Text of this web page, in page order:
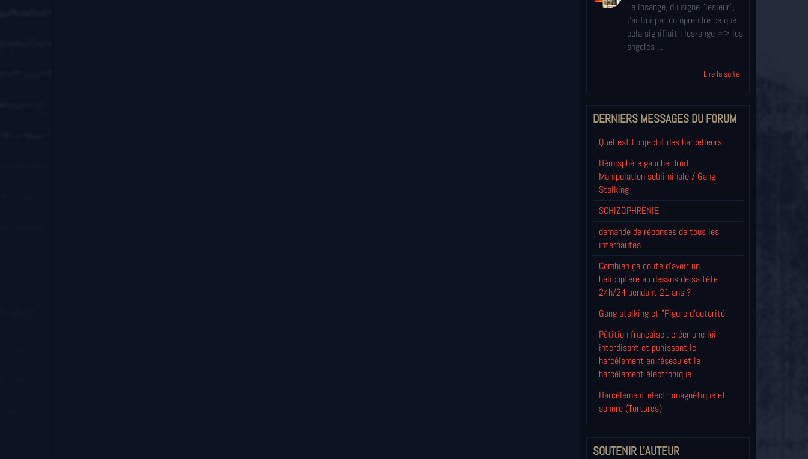
Le losange, du signe "lesieur",
j'ai fini par comprendre ce que
cela signifiait : los-ange => los
angeles ...
Lire la suite
DERNIERS MESSAGES DU FORUM
Quel est l'objectif des harcelleurs
Hémisphère gauche-droit :
Manipulation subliminale / Gang
Stalking
SCHIZOPHRÈNIE
demande de réponses de tous les
internautes
Combien ça coute d'avoir un
hélicoptère au dessus de sa tête
24h/24 pendant 21 ans ?
Gang stalking et "Figure d'autorité"
Pétition française : créer une loi
interdisant et punissant le
harcèlement en réseau et le
harcèlement électronique
Harcèlement electromagnétique et
sonore (Tortures)
SOUTENIR L'AUTEUR